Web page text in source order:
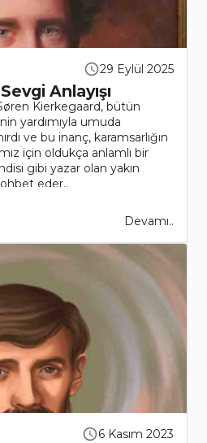
29 Eylül 2025
Anlayışı
Kierkegaard, bütün
yardımıyla umuda
ve bu inanç, karamsarlığın
için oldukça anlamlı bir
gibi yazar olan yakın
eder..
Devamı..
6 Kasım 2023